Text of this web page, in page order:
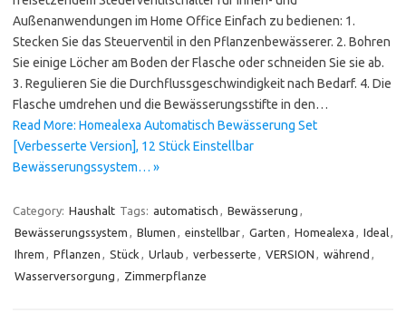
Außenanwendungen im Home Office Einfach zu bedienen: 1.
Stecken Sie das Steuerventil in den Pflanzenbewässerer. 2. Bohren
Sie einige Löcher am Boden der Flasche oder schneiden Sie sie ab.
3. Regulieren Sie die Durchflussgeschwindigkeit nach Bedarf. 4. Die
Flasche umdrehen und die Bewässerungsstifte in den…
Read More: Homealexa Automatisch Bewässerung Set
[Verbesserte Version], 12 Stück Einstellbar
Bewässerungssystem… »
Category: Haushalt Tags: automatisch , Bewässerung ,
Bewässerungssystem , Blumen , einstellbar, Garten , Homealexa , Ideal,
Ihrem , Pflanzen , Stück , Urlaub , verbesserte , VERSION , während ,
Wasserversorgung , Zimmerpflanze